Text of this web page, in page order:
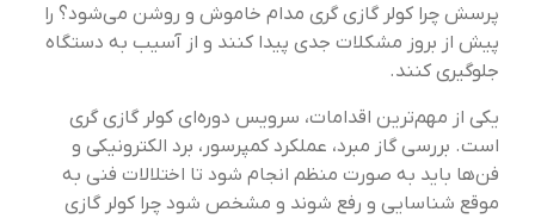
پرسش چرا کولر گازی گری مدام خاموش و روشن می‌شود؟ را
پیش از بروز مشکلات جدی پیدا کنند و از آسیب به دستگاه
جلوگیری کنند.
یکی از مهم‌ترین اقدامات، سرویس دوره‌ای کولر گازی گری
است. بررسی گاز مبرد، عملکرد کمپرسور، برد الکترونیکی و
فن‌ها باید به صورت منظم انجام شود تا اختلالات فنی به
موقع شناسایی و رفع شوند و مشخص شود چرا کولر گازی